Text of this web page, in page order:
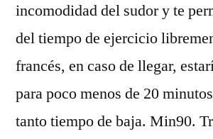
incomodidad del sudor y te
del tiempo de ejercicio
francés, en caso de llegar,
para poco menos de 20
tanto tiempo de baja. Min90.